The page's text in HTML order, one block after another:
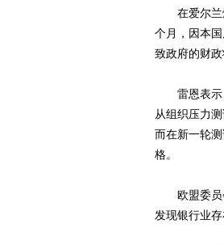
在爱尔兰爆
个月，因本
致政府的财
雷恩表示，
从组织压力
而在新一轮
格。
欧盟委员会
发现银行业存